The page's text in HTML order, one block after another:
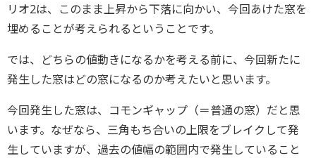
リオ2は、このまま上昇から下落に向かい、今回あけた窓を
埋めることが考えられるということです。
では、どちらの値動きになるかを考える前に、今回新たに
発生した窓はどの窓になるのか考えたいと思います。
今回発生した窓は、コモンギャップ（＝普通の窓）だと思
います。なぜなら、三角もち合いの上限をブレイクして発
生していますが、過去の値幅の範囲内で発生していること